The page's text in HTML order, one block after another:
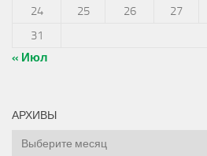
24
25 26 27
31
« Июл
АРХИВЫ
Архивы